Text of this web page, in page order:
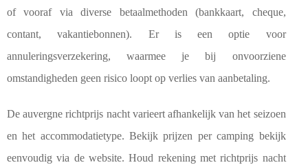
of vooraf via diverse betaalmethoden (bankkaart, cheque,
contant, vakantiebonnen). Er is een optie voor
annuleringsverzekering, waarmee je bij onvoorziene
omstandigheden geen risico loopt op verlies van aanbetaling.
De auvergne richtprijs nacht varieert afhankelijk van het seizoen
en het accommodatietype. Bekijk prijzen per camping bekijk
eenvoudig via de website. Houd rekening met richtprijs nacht